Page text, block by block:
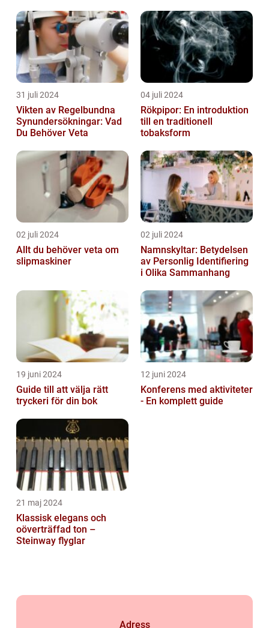
31 juli 2024
Vikten av Regelbundna
Synundersökningar: Vad
Du Behöver Veta
04 juli 2024
Rökpipor: En introduktion
till en traditionell
tobaksform
02 juli 2024
Allt du behöver veta om
slipmaskiner
02 juli 2024
Namnskyltar: Betydelsen
av Personlig Identifiering
i Olika Sammanhang
19 juni 2024
Guide till att välja rätt
tryckeri för din bok
12 juni 2024
Konferens med aktiviteter
- En komplett guide
21 maj 2024
Klassisk elegans och
oöverträffad ton –
Steinway flyglar
Adress